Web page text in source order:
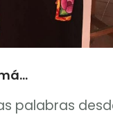
palabras